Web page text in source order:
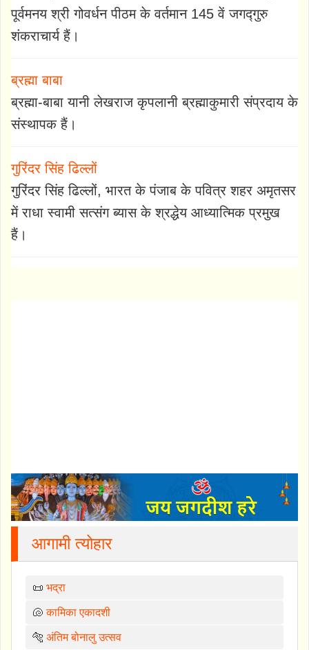
पूर्वमनय श्री गोवर्धन पीठम के वर्तमान 145 वें जगद्गुरु
शंकराचार्य हैं।
ब्रह्मा बाबा
ब्रह्मा-बाबा यानी लेखराज कृपलानी ब्रह्माकुमारी संप्रदाय के
संस्थापक हैं।
गुरिंदर सिंह ढिल्लों
गुरिंदर सिंह ढिल्लों, भारत के पंजाब के पवित्र शहर अमृतसर
में राधा स्वामी सत्संग ब्यास के श्रद्धेय आध्यात्मिक प्रमुख
हैं।
आगामी त्योहार
📜 भद्रा
🐚कामिका एकादशी
🐅 अंतिम बोनालु उत्सव